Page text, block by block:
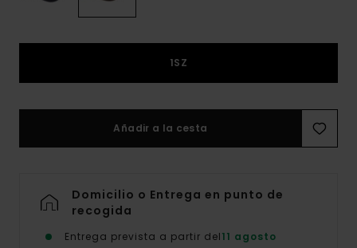
1SZ
Añadir a la cesta
Domicilio o Entrega en punto de
recogida
Entrega prevista a partir del11 agosto